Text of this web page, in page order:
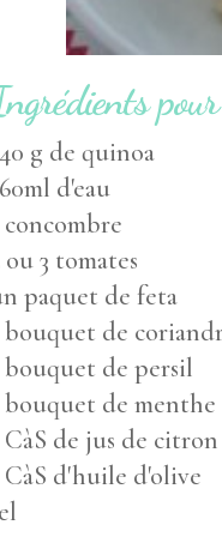
g de quinoa
d'eau
concombre
ou 3 tomates
paquet de feta
bouquet de
bouquet de persil
bouquet de menthe
CàS de jus de citron
CàS d'huile d'olive